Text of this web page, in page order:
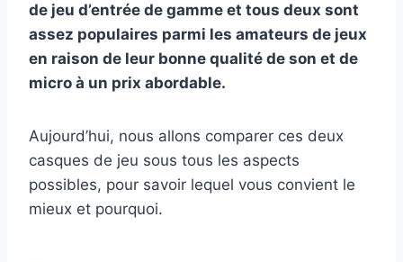
de jeu d’entrée de gamme et tous deux sont
assez populaires parmi les amateurs de jeux
en raison de leur bonne qualité de son et de
micro à un prix abordable.
Aujourd’hui, nous allons comparer ces deux
casques de jeu sous tous les aspects
possibles, pour savoir lequel vous convient le
mieux et pourquoi.